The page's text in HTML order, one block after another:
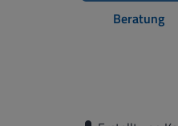
Beratung